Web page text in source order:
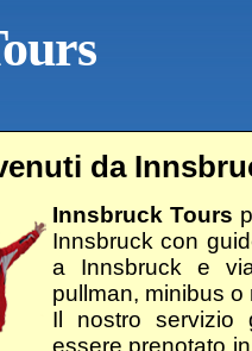
da
Innsbruck Tours
Innsbruck con
a Innsbruck e
pullman, minibus
Il nostro servizio
essere prenotato